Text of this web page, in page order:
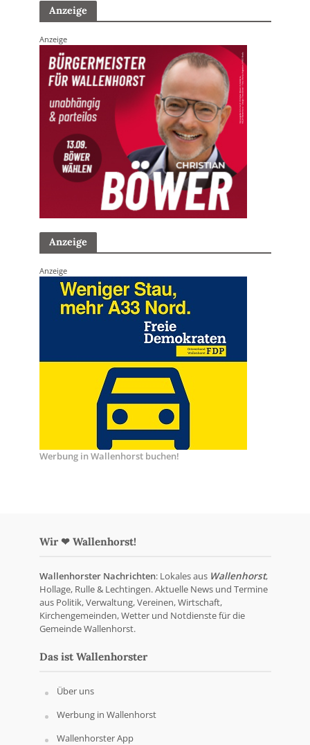
Anzeige
Anzeige
Anzeige
Anzeige
Werbung in Wallenhorst buchen!
Wir ❤ Wallenhorst!
Wallenhorster Nachrichten: Lokales aus Wallenhorst,
Hollage, Rulle & Lechtingen. Aktuelle News und Termine
aus Politik, Verwaltung, Vereinen, Wirtschaft,
Kirchengemeinden, Wetter und Notdienste für die
Gemeinde Wallenhorst.
Das ist Wallenhorster
Über uns
Werbung in Wallenhorst
Wallenhorster App